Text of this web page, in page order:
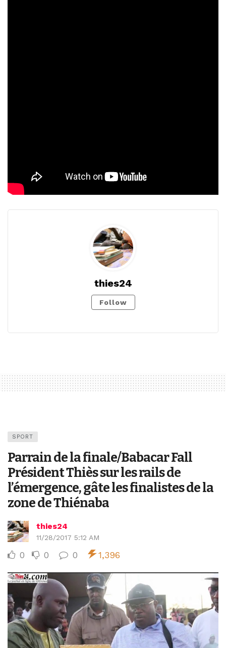
thies24
Follow
SPORT
Parrain de la finale/Babacar Fall
Président Thiès sur les rails de
l’émergence, gâte les finalistes de la
zone de Thiénaba
thies24
11/28/2017 5:12 AM
0 0 0 1,396